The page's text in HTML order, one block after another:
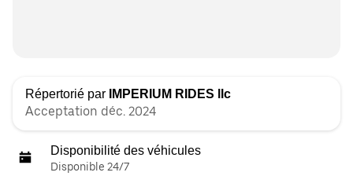
Répertorié par IMPERIUM RIDES llc
Acceptation déc. 2024
Disponibilité des véhicules
Disponible 24/7